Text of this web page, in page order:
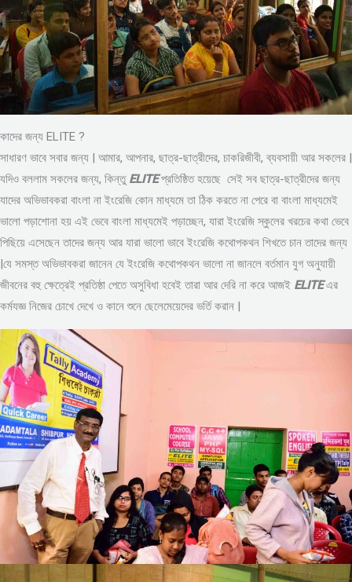
কাদের জন্য ELITE ?
সাধারণ ভাবে সবার জন্য | আমার, আপনার, ছাত্র-ছাত্রীদের, চাকরিজীবী, ব্যবসায়ী আর সকলের |
যদিও বললাম সকলের জন্য, কিন্তু ELITEপ্রতিষ্ঠিত হয়েছে সেই সব ছাত্র-ছাত্রীদের জন্য
যাদের অভিভাবকরা বাংলা না ইংরেজি কোন মাধ্যমে তা ঠিক করতে না পেরে বা বাংলা মাধ্যমেই
ভালো পড়াশোনা হয় এই ভেবে বাংলা মাধ্যমেই পড়াচ্ছেন, যারা ইংরেজি স্কুলের খরচের কথা ভেবে
পিছিয়ে এসেছেন তাদের জন্য আর যারা ভালো ভাবে ইংরেজি কথোপকথন শিখতে চান তাদের জন্য
|যে সমস্ত অভিভাবকরা জানেন যে ইংরেজি কথোপকথন ভালো না জানলে বর্তমান যুগ অনুযায়ী
জীবনের বহু ক্ষেত্রেই প্রতিষ্ঠা পেতে অসুবিধা হবেই তারা আর দেরি না করে আজই ELITEএর
কর্মযজ্ঞ নিজের চোখে দেখে ও কানে শুনে ছেলেমেয়েদের ভর্তি করান |